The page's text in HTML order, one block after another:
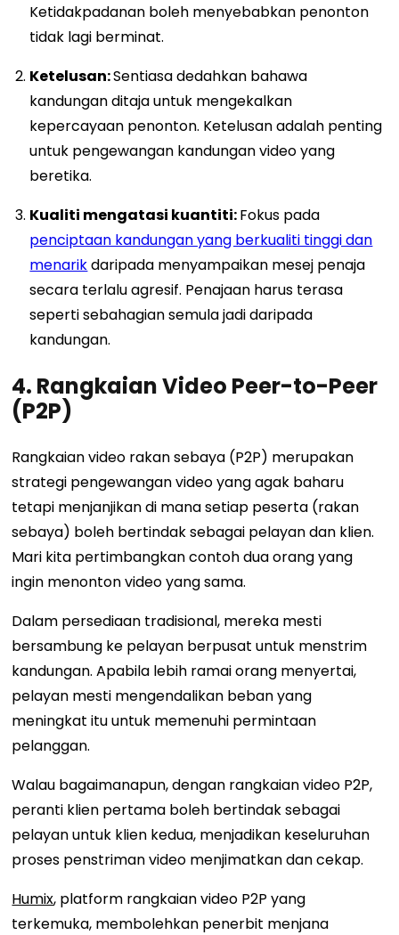
Ketidakpadanan boleh menyebabkan penonton
tidak lagi berminat.
Ketelusan:Sentiasa dedahkan bahawa
kandungan ditaja untuk mengekalkan
kepercayaan penonton. Ketelusan adalah penting
untuk pengewangan kandungan video yang
beretika.
Kualiti mengatasi kuantiti:Fokus pada
penciptaan kandungan yang berkualiti tinggi dan
menarikdaripada menyampaikan mesej penaja
secara terlalu agresif. Penajaan harus terasa
seperti sebahagian semula jadi daripada
kandungan.
4. Rangkaian Video Peer-to-Peer
(P2P)
Rangkaian video rakan sebaya (P2P) merupakan
strategi pengewangan video yang agak baharu
tetapi menjanjikan di mana setiap peserta (rakan
sebaya) boleh bertindak sebagai pelayan dan klien.
Mari kita pertimbangkan contoh dua orang yang
ingin menonton video yang sama.
Dalam persediaan tradisional, mereka mesti
bersambung ke pelayan berpusat untuk menstrim
kandungan. Apabila lebih ramai orang menyertai,
pelayan mesti mengendalikan beban yang
meningkat itu untuk memenuhi permintaan
pelanggan.
Walau bagaimanapun, dengan rangkaian video P2P,
peranti klien pertama boleh bertindak sebagai
pelayan untuk klien kedua, menjadikan keseluruhan
proses penstriman video menjimatkan dan cekap.
Humix, platform rangkaian video P2P yang
terkemuka, membolehkan penerbit menjana